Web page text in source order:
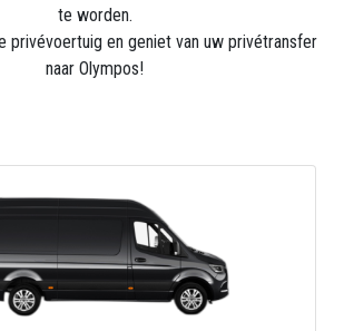
te worden.
privévoertuig en geniet van uw privétransfer
naar Olympos!